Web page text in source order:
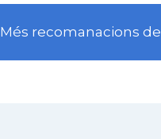
Més recomanacions de